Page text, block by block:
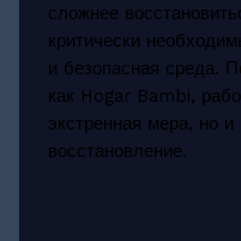
сложнее
критически
и безопасная среда.
как Hogar Bambi,
экстренная мера, но
восстановление.